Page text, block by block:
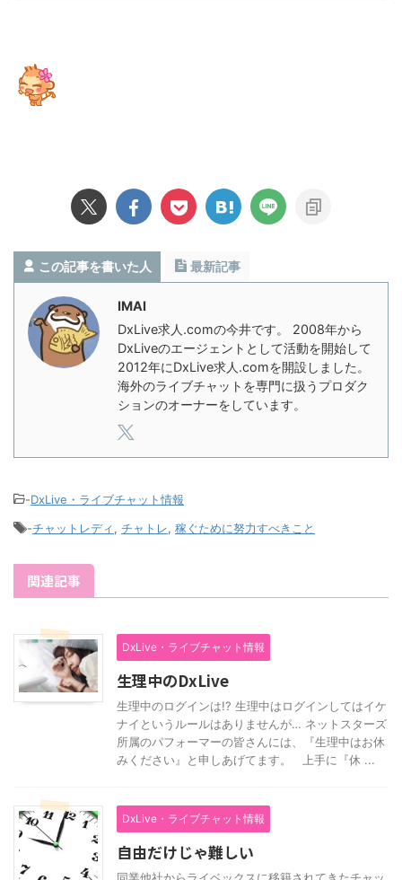
この記事を書いた人 最新記事
IMAI
DxLive求人.comの今井です。 2008年から
DxLiveのエージェントとして活動を開始して
2012年にDxLive求人.comを開設しました。
海外のライブチャットを専門に扱うプロダク
ションのオーナーをしています。
-DxLive・ライブチャット情報
-チャットレディ, チャトレ, 稼ぐために努力すべきこと
関連記事
DxLive・ライブチャット情報
生理中のDxLive
生理中のログインは!? 生理中はログインしてはイケ
ナイというルールはありませんが… ネットスターズ
所属のパフォーマーの皆さんには、『生理中はお休
みください』と申しあげてます。 上手に『休 ...
DxLive・ライブチャット情報
自由だけじゃ難しい